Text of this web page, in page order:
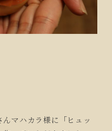
マハカラ様に「ヒュッ